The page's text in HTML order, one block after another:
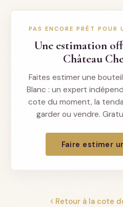
PAS ENCORE PRÊT
Une estimation
Château
Faites estimer une
Blanc : un expert
cote du moment, la
garder ou vendre.
Faire estimer
Retour à la cote